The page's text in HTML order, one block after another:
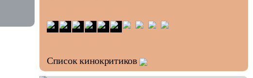
Список кинокритиков